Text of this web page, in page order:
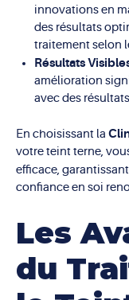
innovations en
des résultats
traitement selon
Résultats
amélioration
avec des
En choisissant la
votre teint terne,
efficace,
confiance en soi
Les
du